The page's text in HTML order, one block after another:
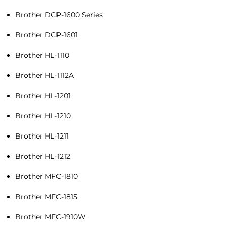
Brother DCP-1600 Series
Brother DCP-1601
Brother HL-1110
Brother HL-1112A
Brother HL-1201
Brother HL-1210
Brother HL-1211
Brother HL-1212
Brother MFC-1810
Brother MFC-1815
Brother MFC-1910W